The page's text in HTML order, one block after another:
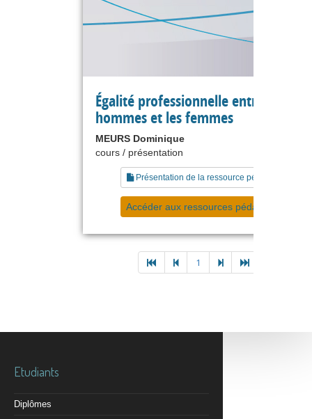
Égalité professionnelle entre les
hommes et les femmes
MEURS Dominique
cours / présentation
Présentation de la ressource pédagogique
Accéder aux ressources pédagogiques
1
Etudiants
Diplômes